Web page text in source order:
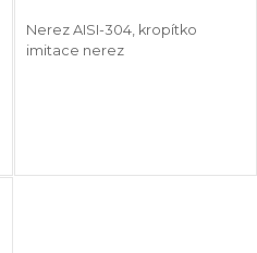
Nerez AISI-304, kropítko
imitace nerez